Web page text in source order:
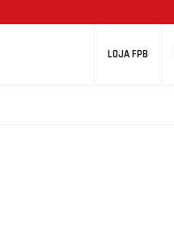
LOJA FPB